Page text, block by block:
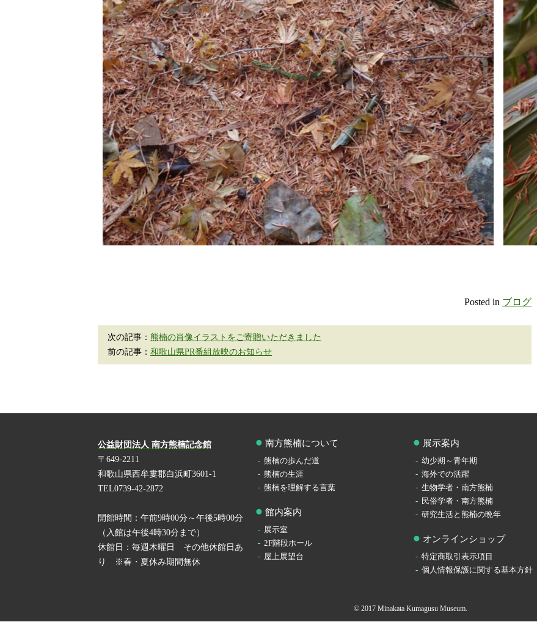
Posted in ブログ
次の記事： 熊楠の肖像イラストをご寄贈いただきました
前の記事： 和歌山県PR番組放映のお知らせ
公益財団法人 南方熊楠記念館
〒649-2211
和歌山県西牟婁郡白浜町3601-1
TEL0739-42-2872
開館時間：午前9時00分～午後5時00分
（入館は午後4時30分まで）
休館日：毎週木曜日 その他休館日あ
り ※春・夏休み期間無休
南方熊楠について
熊楠の歩んだ道
熊楠の生涯
熊楠を理解する言葉
館内案内
展示室
2F階段ホール
屋上展望台
展示案内
幼少期～青年期
海外での活躍
生物学者・南方熊楠
民俗学者・南方熊楠
研究生活と熊楠の晩年
オンラインショップ
特定商取引表示項目
個人情報保護に関する基本方針
© 2017 Minakata Kumagusu Museum.